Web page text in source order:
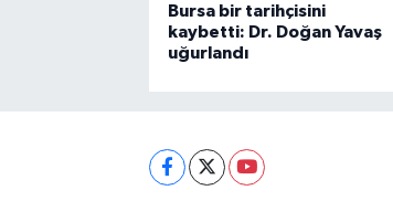
Bursa bir tarihçisini
kaybetti: Dr. Doğan Yavaş
uğurlandı